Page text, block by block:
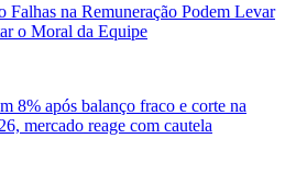
Falhas na Remuneração Podem Levar
o Moral da Equipe
8% após balanço fraco e corte na
mercado reage com cautela